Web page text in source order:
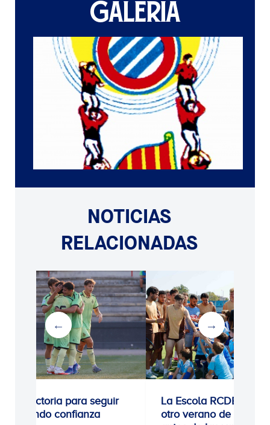
GALERÍA
NOTICIAS
RELACIONADAS
0-1: Victoria para seguir
cogiendo confianza
La Escola RCDE cierra
otro verano de récord